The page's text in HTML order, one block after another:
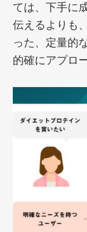
ては、下手に
伝えるよりも
った、定量的
的確にアプロ